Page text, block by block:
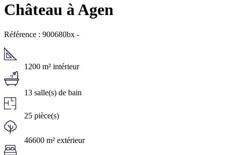
Château à Agen
Référence : 900680bx -
1200 m² intérieur
13 salle(s) de bain
25 pièce(s)
46600 m² extérieur